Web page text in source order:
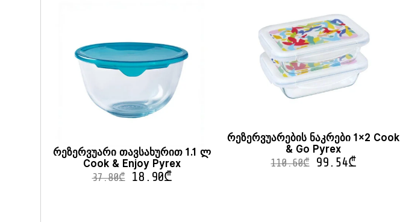
რეზერვუარი თავსახურით 1.1 ლ
Cook & Enjoy Pyrex
37.80₾ 18.90₾
რეზერვუარების ნაკრები 1×2 Cook
& Go Pyrex
110.60₾ 99.54₾